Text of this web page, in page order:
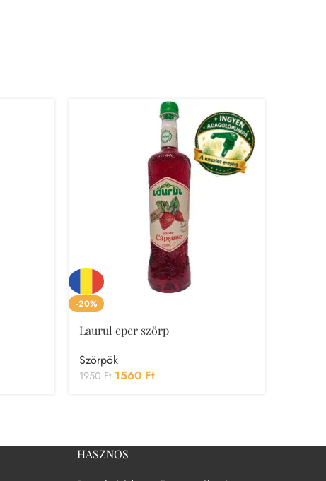
-20%
Laurul eper szörp
Szörpök
1950Ft 1560 Ft
HASZNOS